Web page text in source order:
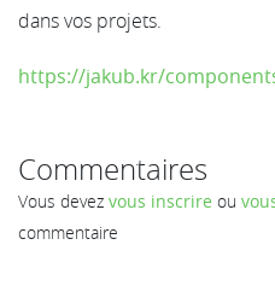
dans vos projets.
https://jakub.kr/
Commentaires
Vous devez vous inscrire ou
commentaire